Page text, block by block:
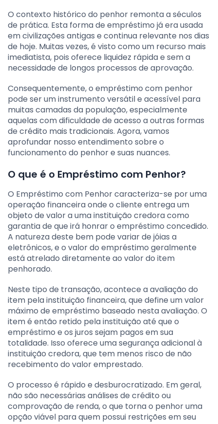
O contexto histórico do penhor remonta a séculos
de prática. Esta forma de empréstimo já era usada
em civilizações antigas e continua relevante nos dias
de hoje. Muitas vezes, é visto como um recurso mais
imediatista, pois oferece liquidez rápida e sem a
necessidade de longos processos de aprovação.
Consequentemente, o empréstimo com penhor
pode ser um instrumento versátil e acessível para
muitas camadas da população, especialmente
aquelas com dificuldade de acesso a outras formas
de crédito mais tradicionais. Agora, vamos
aprofundar nosso entendimento sobre o
funcionamento do penhor e suas nuances.
O que é o Empréstimo com Penhor?
O Empréstimo com Penhor caracteriza-se por uma
operação financeira onde o cliente entrega um
objeto de valor a uma instituição credora como
garantia de que irá honrar o empréstimo concedido.
A natureza deste bem pode variar de jóias a
eletrônicos, e o valor do empréstimo geralmente
está atrelado diretamente ao valor do item
penhorado.
Neste tipo de transação, acontece a avaliação do
item pela instituição financeira, que define um valor
máximo de empréstimo baseado nesta avaliação. O
item é então retido pela instituição até que o
empréstimo e os juros sejam pagos em sua
totalidade. Isso oferece uma segurança adicional à
instituição credora, que tem menos risco de não
recebimento do valor emprestado.
O processo é rápido e desburocratizado. Em geral,
não são necessárias análises de crédito ou
comprovação de renda, o que torna o penhor uma
opção viável para quem possui restrições em seu